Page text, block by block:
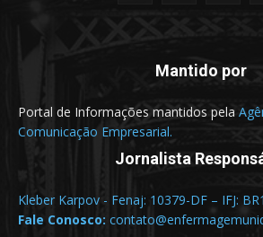
Mantido por
Portal de Informações mantidos pela
Comunicação Empresarial.
Jornalista
Kleber Karpov - Fenaj: 10379-DF – IFJ:
Fale Conosco: